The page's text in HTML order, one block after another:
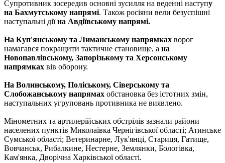
Супротивник зосередив основні зусилля на веденні наступу
на Бахмутському напрямі. Також росіяни вели безуспішні
наступальні діїна Авдіївському напрямі.
На Куп'янському та Лиманському напрямках ворог
намагався покращити тактичне становище, а на
Новопавлівському, Запорізькому та Херсонському
напрямках вів оборону.
На Волинському, Поліському, Сіверському та
Слобожанському напрямах обстановка без істотних змін,
наступальних угруповань противника не виявлено.
Мінометних та артилерійських обстрілів зазнали райони
населених пунктів Миколаївка Чернігівської області; Атинське
Сумської області; Ветеринарне, Лук'янці, Стариця, Гатище,
Вовчанськ, Рибалкине, Нестерне, Землянки, Бологівка,
Кам'янка, Дворічна Харківської області.